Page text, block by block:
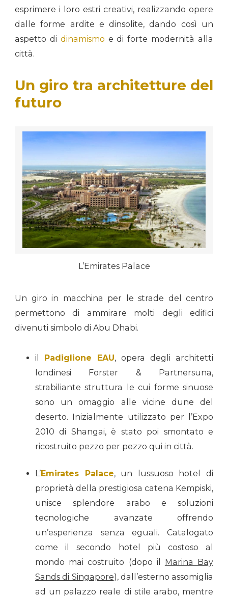
esprimere i loro estri creativi, realizzando opere
dalle forme ardite e dinsolite, dando così un
aspetto di dinamismo e di forte modernità alla
città.
Un giro tra architetture del
futuro
L’Emirates Palace
Un giro in macchina per le strade del centro
permettono di ammirare molti degli edifici
divenuti simbolo di Abu Dhabi.
il Padiglione EAU, opera degli architetti
londinesi Forster & Partnersuna,
strabiliante struttura le cui forme sinuose
sono un omaggio alle vicine dune del
deserto. Inizialmente utilizzato per l’Expo
2010 di Shangai, è stato poi smontato e
ricostruito pezzo per pezzo qui in città.
L’Emirates Palace, un lussuoso hotel di
proprietà della prestigiosa catena Kempiski,
unisce splendore arabo e soluzioni
tecnologiche avanzate offrendo
un’esperienza senza eguali. Catalogato
come il secondo hotel più costoso al
mondo mai costruito (dopo il Marina Bay
Sands di Singapore), dall’esterno assomiglia
ad un palazzo reale di stile arabo, mentre